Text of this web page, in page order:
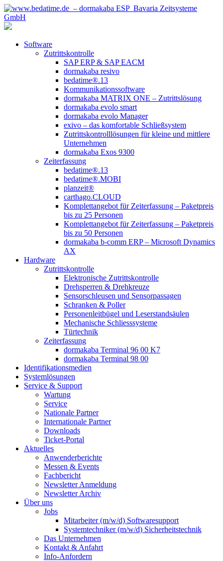
Software
Zutrittskontrolle
SAP ERP & SAP EACM
dormakaba resivo
bedatime®.13
Kommunikationssoftware
dormakaba MATRIX ONE – Zutrittslösung
dormakaba evolo smart
dormakaba evolo Manager
exivo – das komfortable Schließsystem
Zutrittskontrolllösungen für kleine und mittlere
Unternehmen
dormakaba Exos 9300
Zeiterfassung
bedatime®.13
bedatime®.MOBI
planzeit®
carthago.CLOUD
Komplettangebot für Zeiterfassung – Paketpreis
bis zu 25 Personen
Komplettangebot für Zeiterfassung – Paketpreis
bis zu 50 Personen
dormakaba b-comm ERP – Microsoft Dynamics
AX
Hardware
Zutrittskontrolle
Elektronische Zutrittskontrolle
Drehsperren & Drehkreuze
Sensorschleusen und Sensorpassagen
Schranken & Poller
Personenleitbügel und Leserstandsäulen
Mechanische Schliess­systeme
Türtechnik
Zeiterfassung
dormakaba Terminal 96 00 K7
dormakaba Terminal 98 00
Identifikations­medien
Systemlösungen
Service & Support
Wartung
Service
Nationale Partner
Internationale Partner
Downloads
Ticket-Portal
Aktuelles
Anwenderberichte
Messen & Events
Fachbericht
Newsletter Anmeldung
Newsletter Archiv​
Über uns
Jobs
Mitarbeiter (m/w/d) Softwaresupport
Systemtechniker (m/w/d) Sicherheitstechnik
Das Unternehmen
Kontakt & Anfahrt
Info-Anfordern